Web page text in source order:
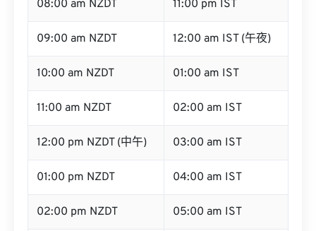
08:00 am NZDT 11:00 pm IST
09:00 am NZDT 12:00 am IST (午夜)
10:00 am NZDT 01:00 am IST
11:00 am NZDT 02:00 am IST
12:00 pm NZDT (中午) 03:00 am IST
01:00 pm NZDT 04:00 am IST
02:00 pm NZDT 05:00 am IST